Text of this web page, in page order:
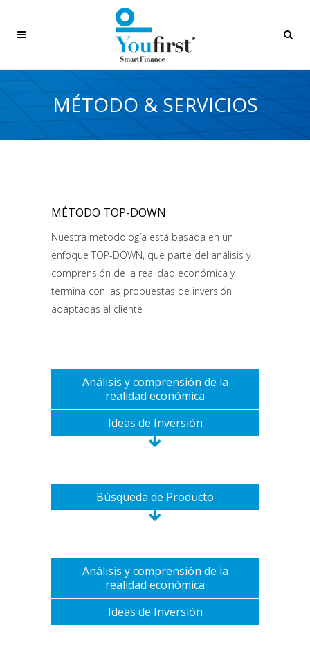
MÉTODO & SERVICIOS
MÉTODO TOP-DOWN
Nuestra metodología está basada en un
enfoque TOP-DOWN, que parte del análisis y
comprensión de la realidad económica y
termina con las propuestas de inversión
adaptadas al cliente
Análisis y comprensión de la
realidad económica
Ideas de Inversión
Búsqueda de Producto
Análisis y comprensión de la
realidad económica
Ideas de Inversión